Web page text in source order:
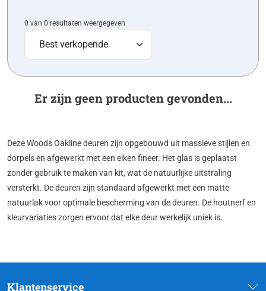
0 van 0 resultaten weergegeven
Er zijn geen producten gevonden...
Deze Woods Oakline deuren zijn opgebouwd uit massieve stijlen en
dorpels en afgewerkt met een eiken fineer. Het glas is geplaatst
zonder gebruik te maken van kit, wat de natuurlijke uitstraling
versterkt. De deuren zijn standaard afgewerkt met een matte
natuurlak voor optimale bescherming van de deuren. De houtnerf en
kleurvariaties zorgen ervoor dat elke deur werkelijk uniek is.
Klantenservice